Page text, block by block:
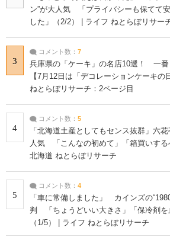
ン”が大人気 「プライバシーも保てて
した」（2/2） | ライフ ねとらぼリサー
3
コメント数： 7
兵庫県の「ケーキ」の名店10選！ 一番
【7月12日は「デコレーションケーキの
ねとらぼリサーチ：2ページ目
4
コメント数： 5
「北海道土産としてもセンス抜群」六
人気 「こんなの初めて」「箱買いする
北海道 ねとらぼリサーチ
5
コメント数： 4
「車に常備しました」 カインズの
判 「ちょうどいい大きさ」「保冷剤を
（1/5） | ライフ ねとらぼリサーチ